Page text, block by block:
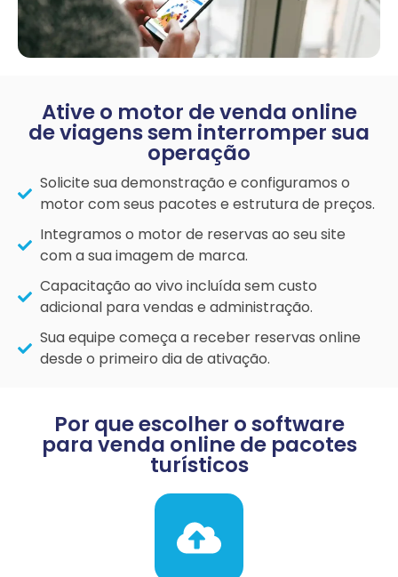
Ative o motor de venda online
de viagens sem interromper sua
operação
Solicite sua demonstração e configuramos o
motor com seus pacotes e estrutura de preços.
Integramos o motor de reservas ao seu site
com a sua imagem de marca.
Capacitação ao vivo incluída sem custo
adicional para vendas e administração.
Sua equipe começa a receber reservas online
desde o primeiro dia de ativação.
Por que escolher o software
para venda online de pacotes
turísticos